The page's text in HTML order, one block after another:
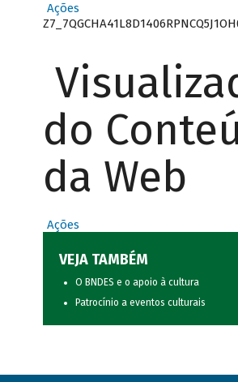
Ações
do
da Web
Ações
VEJA TAMBÉM
O BNDES e o apoio à cultura
Patrocínio a eventos culturais